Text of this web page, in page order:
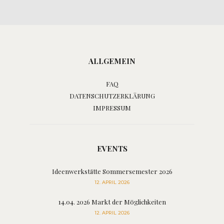
ALLGEMEIN
FAQ
DATENSCHUTZERKLÄRUNG
IMPRESSUM
EVENTS
Ideenwerkstätte Sommersemester 2026
12. APRIL 2026
14.04. 2026 Markt der Möglichkeiten
12. APRIL 2026